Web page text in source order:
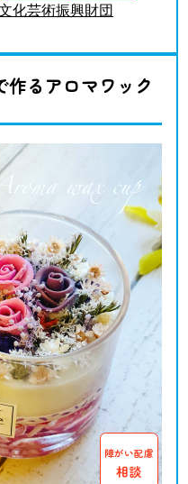
化芸術振興財団
るアロマワック
障がい配慮
相談